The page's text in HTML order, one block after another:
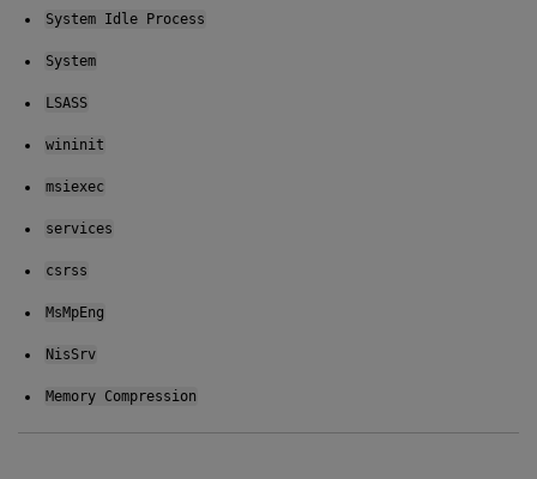
System Idle Process
System
LSASS
wininit
msiexec
services
csrss
MsMpEng
NisSrv
Memory Compression